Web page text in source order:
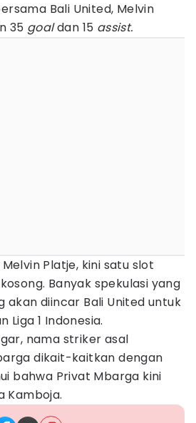
Bali United, Melvin
35 goaldan 15 assist.
Platje, kini satu slot
Banyak spekulasi yang
akan diincar Bali United untuk
Liga 1 Indonesia.
nama striker asal
dikait-kaitkan dengan
bahwa Privat Mbarga kini
Kamboja.